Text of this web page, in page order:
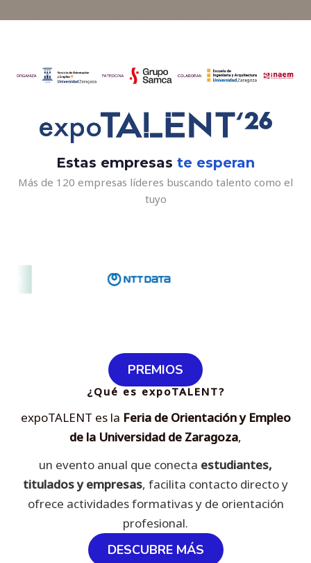
Estas empresas te esperan
Más de 120 empresas líderes buscando talento como el
tuyo
PREMIOS
¿Qué es expoTALENT?
expoTALENT es la Feria de Orientación y Empleo
de la Universidad de Zaragoza,
un evento anual que conecta estudiantes,
titulados y empresas, facilita contacto directo y
ofrece actividades formativas y de orientación
profesional.
DESCUBRE MÁS